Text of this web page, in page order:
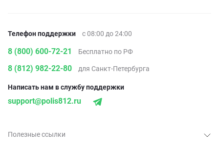
Полезные ссылки
Телефон поддержки с 08:00 до 24:00
8 (800) 600-72-21 Бесплатно по РФ
8 (812) 982-22-80 для Санкт-Петербурга
Написать нам в службу поддержки
support@polis812.ru